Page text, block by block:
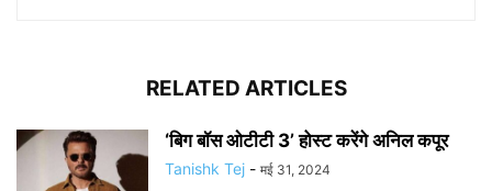
RELATED ARTICLES
‘बिग बॉस ओटीटी 3’ होस्ट करेंगे अनिल कपूर
Tanishk Tej - मई 31, 2024